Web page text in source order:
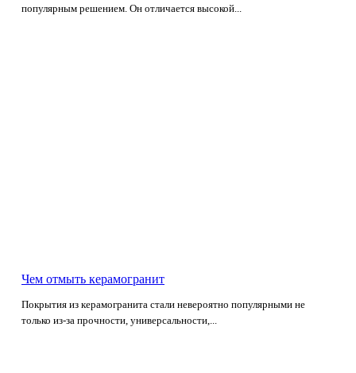
популярным решением. Он отличается высокой...
Чем отмыть керамогранит
Покрытия из керамогранита стали невероятно популярными не
только из-за прочности, универсальности,...